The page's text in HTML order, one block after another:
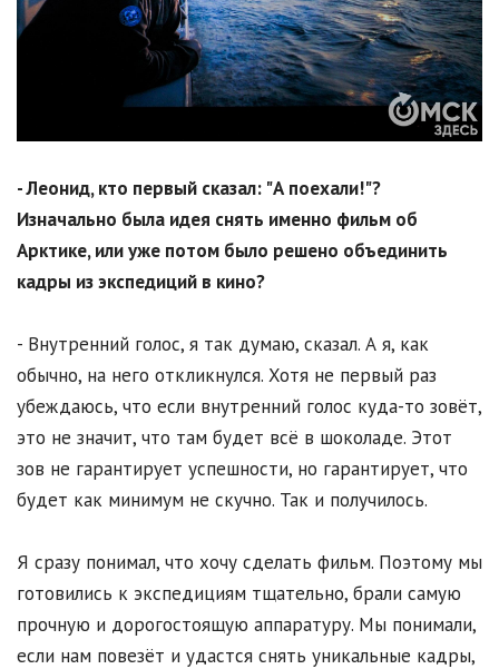
- Леонид, кто первый сказал: "А поехали!"?
Изначально была идея снять именно фильм об
Арктике, или уже потом было решено объединить
кадры из экспедиций в кино?
- Внутренний голос, я так думаю, сказал. А я, как
обычно, на него откликнулся. Хотя не первый раз
убеждаюсь, что если внутренний голос куда-то зовёт,
это не значит, что там будет всё в шоколаде. Этот
зов не гарантирует успешности, но гарантирует, что
будет как минимум не скучно. Так и получилось.
Я сразу понимал, что хочу сделать фильм. Поэтому мы
готовились к экспедициям тщательно, брали самую
прочную и дорогостоящую аппаратуру. Мы понимали,
если нам повезёт и удастся снять уникальные кадры,